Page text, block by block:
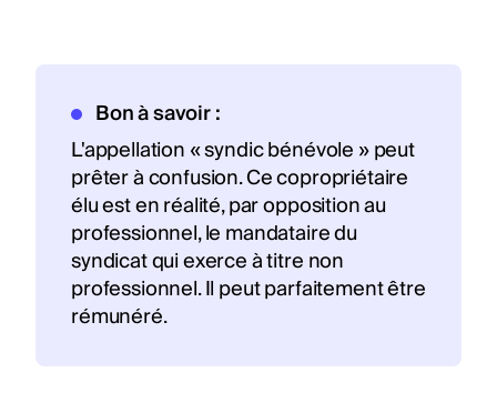
Bon à savoir :
L'appellation « syndic bénévole » peut
prêter à confusion. Ce copropriétaire
élu est en réalité, par opposition au
professionnel, le mandataire du
syndicat qui exerce à titre non
professionnel. Il peut parfaitement être
rémunéré.